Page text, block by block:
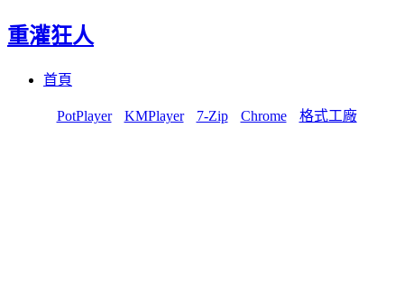
重灌狂人
首頁
PotPlayer KMPlayer 7-Zip Chrome 格式工廠